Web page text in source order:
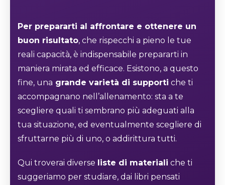
Per prepararti al affrontare e ottenere un
buon risultato, che rispecchi a pieno le tue
reali capacità, è indispensabile prepararti in
maniera mirata ed efficace. Esistono, a questo
fine, una grande varietà di supporti che ti
accompagnano nell’allenamento: sta a te
scegliere quali ti sembrano più adeguati alla
tua situazione, ed eventualmente scegliere di
sfruttarne più di uno, o addirittura tutti.
Qui troverai diverse liste di materiali che ti
suggeriamo per studiare, dai libri pensati